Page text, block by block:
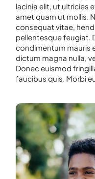
lacinia elit, ut ultricies
amet quam ut mollis.
consequat vitae,
pellentesque feugiat.
condimentum mauris
dictum magna nulla,
Donec euismod
faucibus quis. Morbi